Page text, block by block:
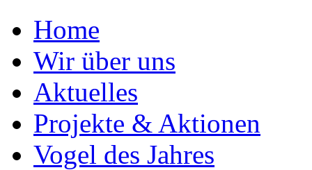
Home
Wir über uns
Aktuelles
Projekte & Aktionen
Vogel des Jahres